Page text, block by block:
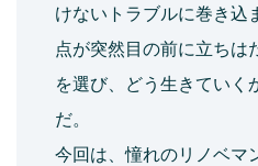
けないトラブルに巻き込
点が突然目の前に立ちは
を選び、どう生きていく
だ。
今回は、憧れのリノベマ